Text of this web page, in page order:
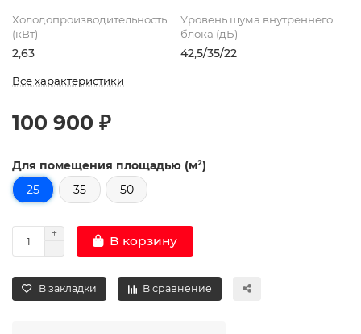
Холодопроизводительность
(кВт)
2,63
Уровень шума внутреннего
блока (дБ)
42,5/35/22
Все характеристики
100 900 ₽
Для помещения площадью (м²)
25
35 50
В корзину
В закладки В сравнение